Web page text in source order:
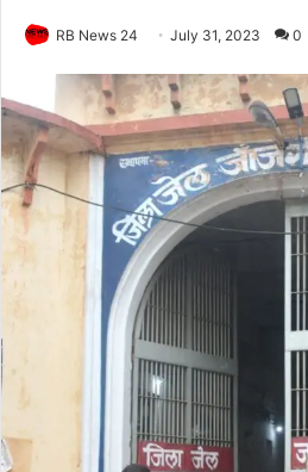
RB News 24 July 31, 2023 0